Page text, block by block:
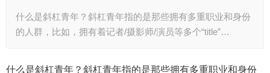
什么是斜杠青年？斜杠青年指的是那些拥有多重职业和身份
的人群，比如，拥有着记者/摄影师/演员等多个“title”…
什么是斜杠青年？斜杠青年指的是那些拥有多重职业和身份